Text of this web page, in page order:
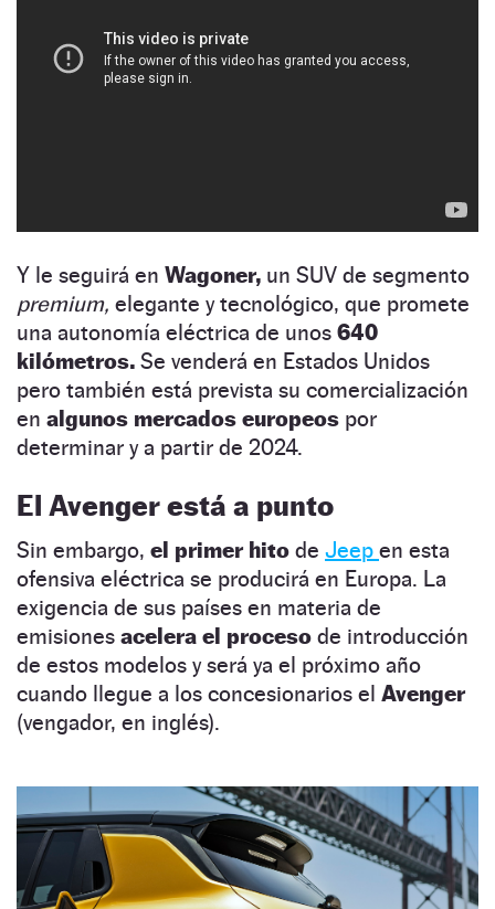
Y le seguirá en Wagoner, un SUV de segmento
premium, elegante y tecnológico, que promete
una autonomía eléctrica de unos 640
kilómetros. Se venderá en Estados Unidos
pero también está prevista su comercialización
en algunos mercados europeos por
determinar y a partir de 2024.
El Avenger está a punto
Sin embargo, el primer hito de Jeep en esta
ofensiva eléctrica se producirá en Europa. La
exigencia de sus países en materia de
emisiones acelera el proceso de introducción
de estos modelos y será ya el próximo año
cuando llegue a los concesionarios el Avenger
(vengador, en inglés).